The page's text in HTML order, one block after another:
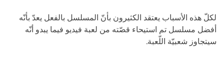
لكلّ هذه الأسباب يعتقد الكثيرون بأنّ المسلسل بالفعل يعدّ بأنّه
أفضل مسلسل تم استيحاء قصّته من لعبة فيديو فيما يبدو أنّه
سيتجاوز شعبيّة اللّعبة.